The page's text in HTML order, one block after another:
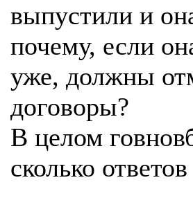
выпустили и
почему, если
уже, должны
договоры?
В целом
сколько